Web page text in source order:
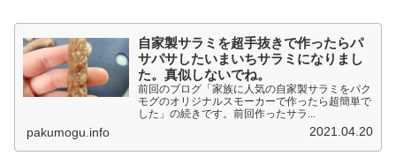
自家製サラミを超手抜きで作ったらパ
サパサしたいまいちサラミになりまし
た。真似しないでね。
前回のブログ「家族に人気の自家製サラミをパク
モグのオリジナルスモーカーで作ったら超簡単で
した」の続きです。前回作ったサラ...
pakumogu.info 2021.04.20